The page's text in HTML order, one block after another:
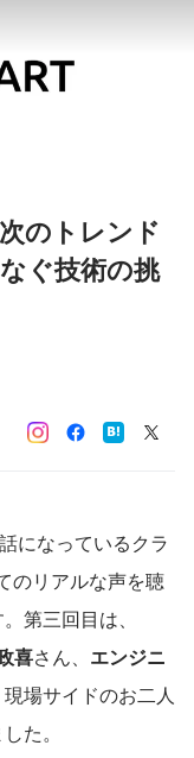
のトレンド
ぐ技術の挑
になっているクラ
のリアルな声を聴
第三回目は、
喜さん、 エンジニ
場サイドのお二人
た。